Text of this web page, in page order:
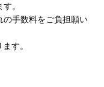
。
の手数料をご負担願い
す。